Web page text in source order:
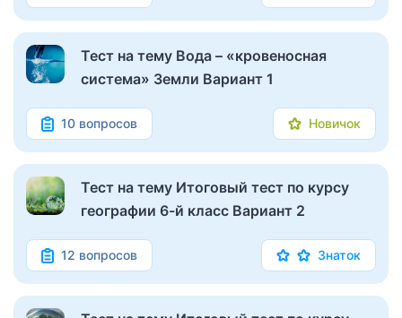
Тест на тему Вода – «кровеносная
система» Земли Вариант 1
10 вопросов Новичок
Тест на тему Итоговый тест по курсу
географии 6-й класс Вариант 2
12 вопросов Знаток